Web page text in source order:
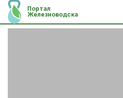
Портал
Железноводска